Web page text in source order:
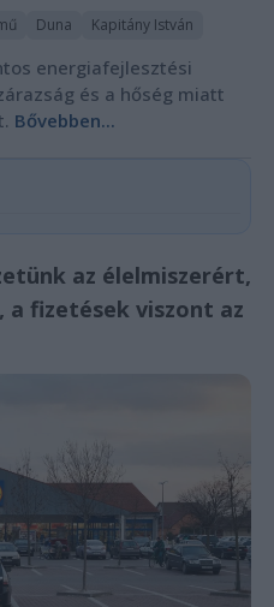
Duna Kapitány István
energiafejlesztési
és a hőség miatt
Bővebben...
az élelmiszerért,
a fizetések viszont az